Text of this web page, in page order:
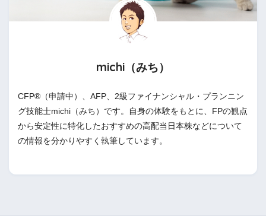
michi（みち）
CFP®（申請中）、AFP、2級ファイナンシャル・プランニン
グ技能士michi（みち）です。自身の体験をもとに、FPの観点
から安定性に特化したおすすめの高配当日本株などについて
の情報を分かりやすく執筆しています。